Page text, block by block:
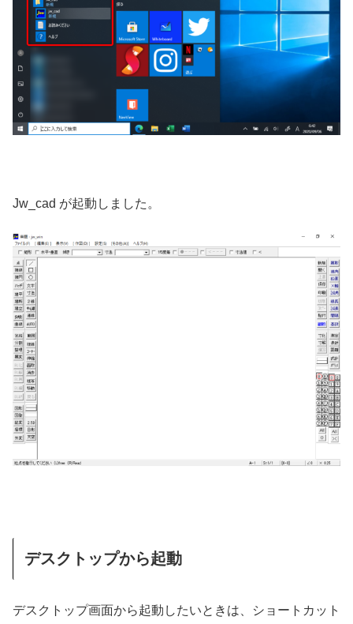
Jw_cad が起動しました。
デスクトップから起動
デスクトップ画面から起動したいときは、ショートカット